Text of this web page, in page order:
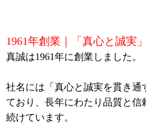
1961年創業｜「真心と誠実
真誠は1961年に創業しました。
社名には「真心と誠実を貫き
ており、長年にわたり品質と信
続けています。